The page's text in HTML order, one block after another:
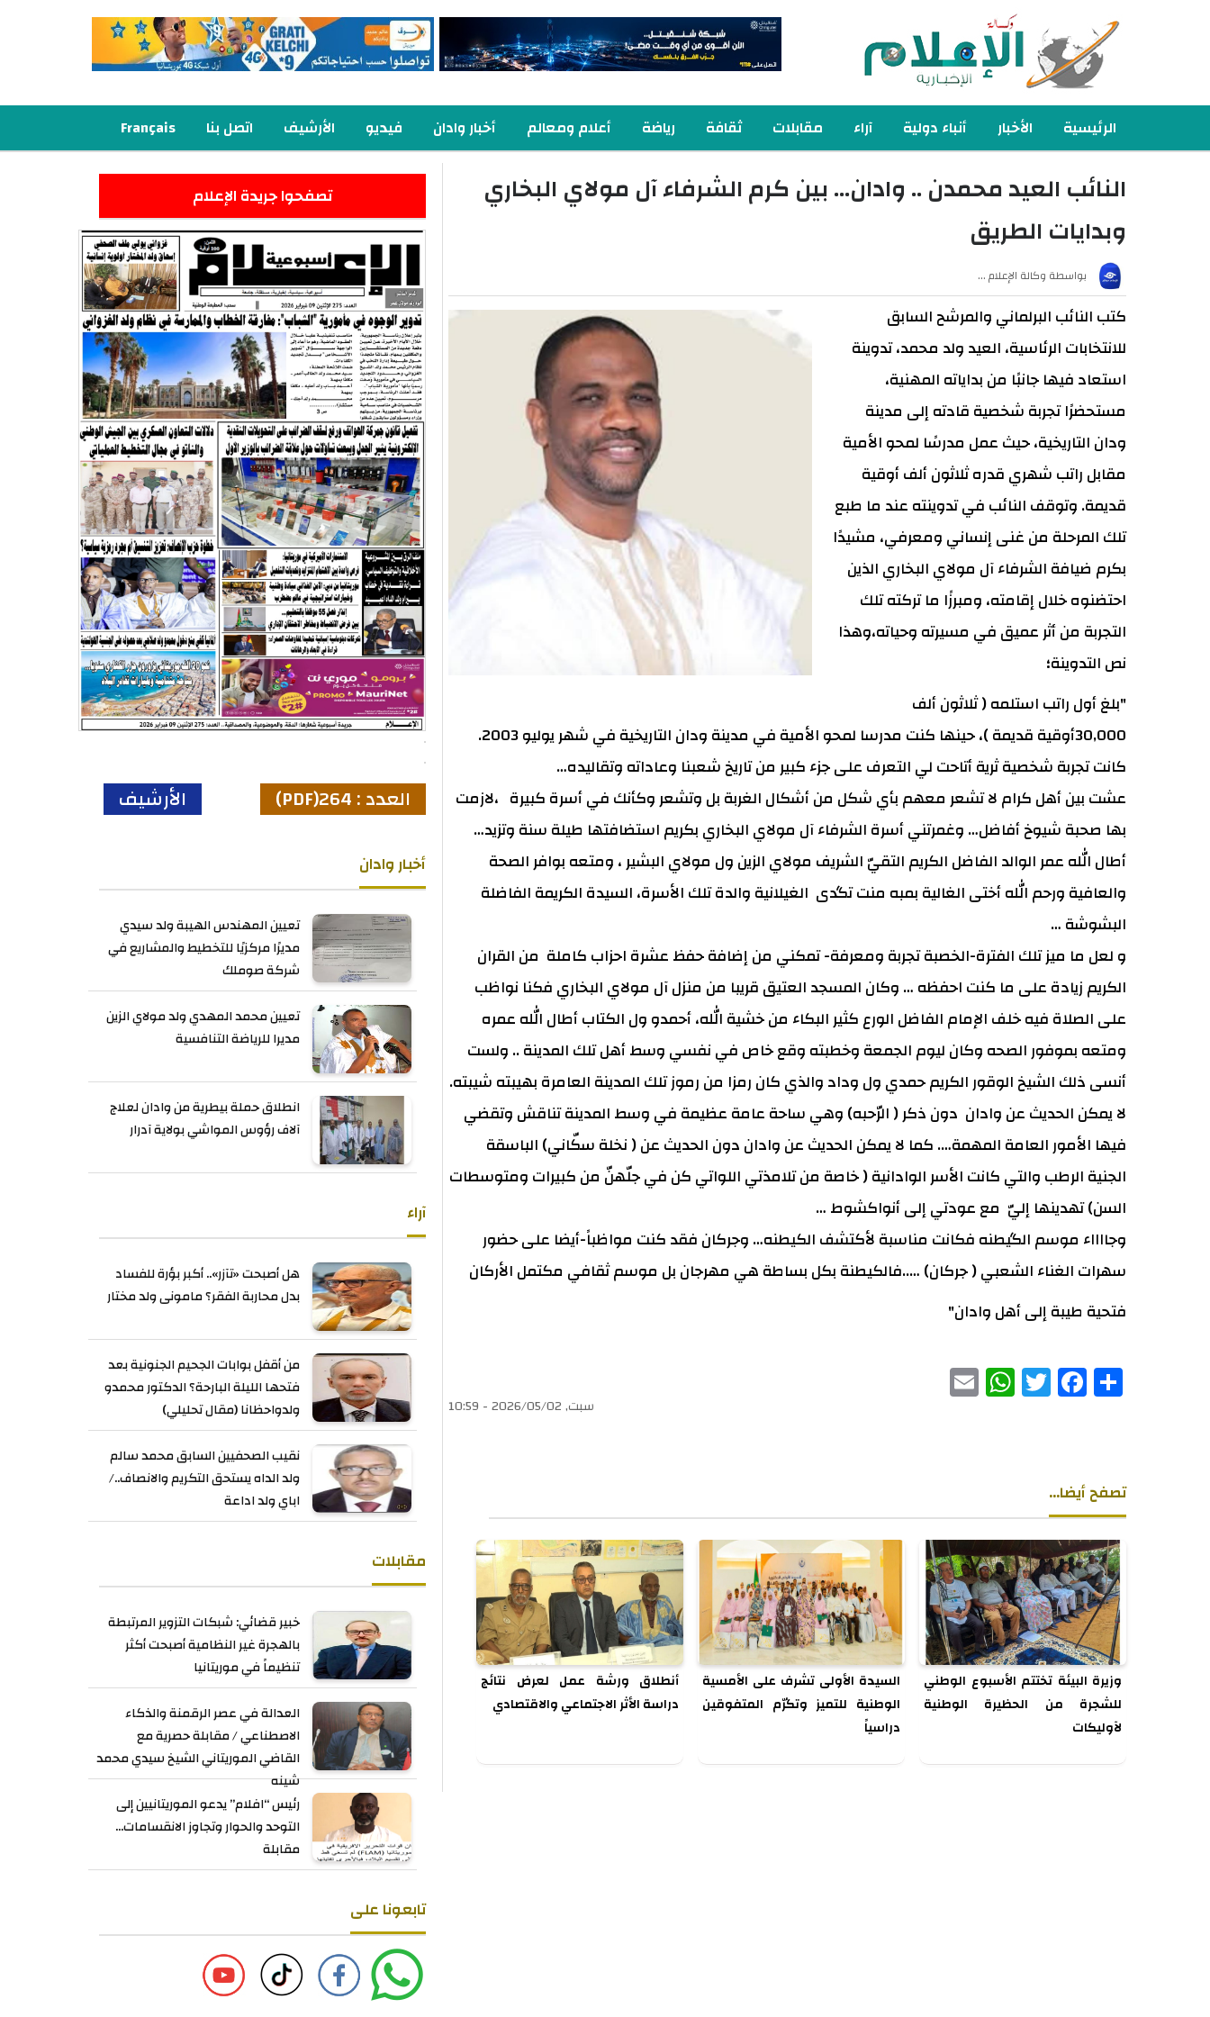
Main navigation
الرئيسية الأخبار أنباء دولية آراء مقابلات ثقافة رياضة أعلام ومعالم أخبار وادان فيديو الأرشيف اتصل بنا Français
النائب العيد محمدن .. وادان… بين كرم الشرفاء آل مولاي البخاري
وبدايات الطريق
بواسطة وكالة الإعلام …
كتب النائب البرلماني والمرشح السابق
للانتخابات الرئاسية، العيد ولد محمد، تدوينة
استعاد فيها جانبًا من بداياته المهنية،
مستحضرًا تجربة شخصية قادته إلى مدينة
ودان التاريخية، حيث عمل مدرسًا لمحو الأمية
مقابل راتب شهري قدره ثلاثون ألف أوقية
قديمة. وتوقف النائب في تدوينته عند ما طبع
تلك المرحلة من غنى إنساني ومعرفي، مشيدًا
بكرم ضيافة الشرفاء آل مولاي البخاري الذين
احتضنوه خلال إقامته، ومبرزًا ما تركته تلك
التجربة من أثر عميق في مسيرته وحياته،وهذا
نص التدوينة؛
"بلغ أول راتب استلمه ( ثلاثون ألف
30,000أوقية قديمة )، حينها كنت مدرسا لمحو الأمية في مدينة ودان التاريخية في شهر يوليو 2003.
كانت تجربة شخصية ثرية أتاحت لي التعرف على جزء كبير من تاريخ شعبنا وعاداته وتقاليده…
عشت بين أهل كرام لا تشعر معهم بأي شكل من أشكال الغربة بل وتشعر وكأنك في أسرة كبيرة ،لازمت
بها صحبة شيوخ أفاضل… وغمرتني أسرة الشرفاء آل مولاي البخاري بكريم استضافتها طيلة سنة وتزيد…
أطال الله عمر الوالد الفاضل الكريم التقيّ الشريف مولاي الزين ول مولاي البشير ، ومتعه بوافر الصحة
والعافية ورحم الله أختى الغالية بمبه منت تگدى الغيلانية والدة تلك الأسرة، السيدة الكريمة الفاضلة
البشوشة …
و لعل ما ميز تلك الفترة-الخصبة تجربة ومعرفة- تمكني من إضافة حفظ عشرة احزاب كاملة من القران
الكريم زيادة على ما كنت احفظه … وكان المسجد العتيق قريبا من منزل آل مولاي البخاري فكنا نواظب
على الصلاة فيه خلف الإمام الفاضل الورع كثير البكاء من خشية الله، أحمدو ول الكتاب أطال الله عمره
ومتعه بموفور الصحه وكان ليوم الجمعة وخطبته وقع خاص في نفسي وسط أهل تلك المدينة .. ولست
أنسى ذلك الشيخ الوقور الكريم حمدي ول وداد والذي كان رمزا من رموز تلك المدينة العامرة بهيبته شيبته.
لا يمكن الحديث عن وادان دون ذكر ( الرّحبه) وهي ساحة عامة عظيمة في وسط المدينة تناقش وتقضي
فيها الأمور العامة المهمة…. كما لا يمكن الحديث عن وادان دون الحديث عن ( نخلة سكّاني) الباسقة
الجنية الرطب والتي كانت الأسر الوادانية ( خاصة من تلامذتي اللواتي كن في جلّهنّ من كبيرات ومتوسطات
السن) تهدينها إليّ مع عودتي إلى أنواكشوط …
وجااااء موسم الگيطنه فكانت مناسبة لأكتشف الكيطنه… وجركان فقد كنت مواظباً-أيضا على حضور
سهرات الغناء الشعبي ( جركان) …..فالكيطنة بكل بساطة هي مهرجان بل موسم ثقافي مكتمل الأركان
فتحية طيبة إلى أهل وادان"
Share
Facebook
Twitter
WhatsApp سبت, 2026/05/02 - 10:59
تصفح أيضا...
وزيرة البيئة تختتم الأسبوع الوطني
للشجرة من الحظيرة الوطنية
لآوليكات
السيدة الأولى تشرف على الأمسية
الوطنية للتميز وتكرّم المتفوقين
دراسياً
أنطلاق ورشة عمل لعرض نتائج
دراسة الأثر الاجتماعي والاقتصادي
تصفحوا جريدة الإعلام
العدد : 264(PDF) الأرشيف
أخبار وادان
تعيين المهندس الهيبة ولد سيدي
مديرًا مركزيًا للتخطيط والمشاريع في
شركة صوملك
تعيين محمد المهدي ولد مولاي الزين
مديرا للرياضة التنافسية
انطلاق حملة بيطرية من وادان لعلاج
آلاف رؤوس المواشي بولاية آدرار
آراء
هل أصبحت «تآزر».. أكبر بؤرة للفساد
بدل محاربة الفقر؟ مامونى ولد مختار
من أقفل بوابات الجحيم الجنونية بعد
فتحها الليلة البارحة؟ الدكتور محمدو
ولدواحظانا (مقال تحليلي)
نقيب الصحفيين السابق محمد سالم
ولد الداه يستحق التكريم والانصاف../
اباي ولد اداعة
مقابلات
خبير قضائي: شبكات التزوير المرتبطة
بالهجرة غير النظامية أصبحت أكثر
تنظيماً في موريتانيا
العدالة في عصر الرقمنة والذكاء
الاصطناعي / مقابلة حصرية مع
القاضي الموريتاني الشيخ سيدي محمد
شينه
رئيس “افلام” يدعو الموريتانيين إلى
التوحد والحوار وتجاوز الانقسامات...
مقابلة
تابعونا على